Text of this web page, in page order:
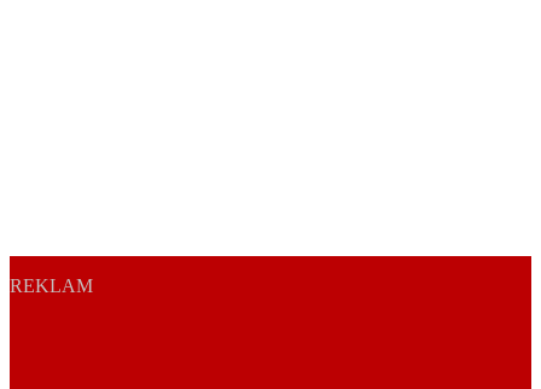
REKLAM